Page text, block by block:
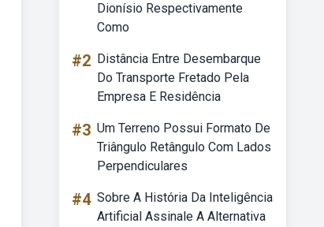
Dionísio Respectivamente
Como
#2 Distância Entre Desembarque
Do Transporte Fretado Pela
Empresa E Residência
#3 Um Terreno Possui Formato De
Triângulo Retângulo Com Lados
Perpendiculares
#4 Sobre A História Da Inteligência
Artificial Assinale A Alternativa